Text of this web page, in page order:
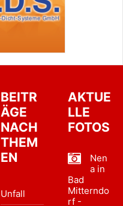
BEITR
ÄGE
NACH
THEM
EN
Unfall
AKTUE
LLE
FOTOS
Nen
a in
Bad
Mitterndo
rf -